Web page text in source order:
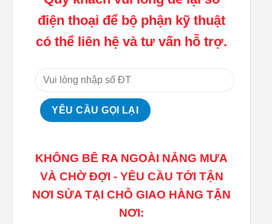
điện thoại để bộ phận kỹ thuật
có thể liên hệ và tư vấn hỗ trợ.
KHÔNG BÊ RA NGOÀI NẮNG MƯA
VÀ CHỜ ĐỢI - YÊU CẦU TỚI TẬN
NƠI SỬA TẠI CHỖ GIAO HÀNG TẬN
NƠI: